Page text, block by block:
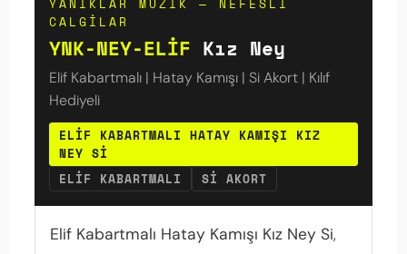
YANIKLAR MUZIK — NEFESLI
CALGILAR
YNK-NEY-ELİF Kız Ney
Elif Kabartmalı | Hatay Kamışı | Si Akort | Kılıf
Hediyeli
ELIF KABARTMALI HATAY KAMIŞI KIZ
NEY SI
ELIF KABARTMALI
SI AKORT
Elif Kabartmalı Hatay Kamışı Kız Ney Si,